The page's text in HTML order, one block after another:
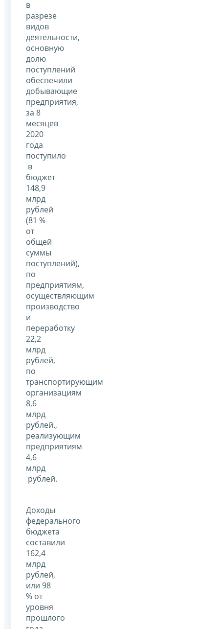
в
разрезе
видов
деятельности,
основную
долю
поступлений
обеспечили
добывающие
предприятия,
за 8
месяцев
2020
года
поступило
в
бюджет
148,9
млрд
рублей
(81 %
от
общей
суммы
поступлений),
по
предприятиям,
осуществляющим
производство
и
переработку
22,2
млрд
рублей,
по
транспортирующим
организациям
8,6
млрд
рублей.,
реализующим
предприятиям
4,6
млрд
рублей.
Доходы
федерального
бюджета
составили
162,4
млрд
рублей,
или 98
% от
уровня
прошлого